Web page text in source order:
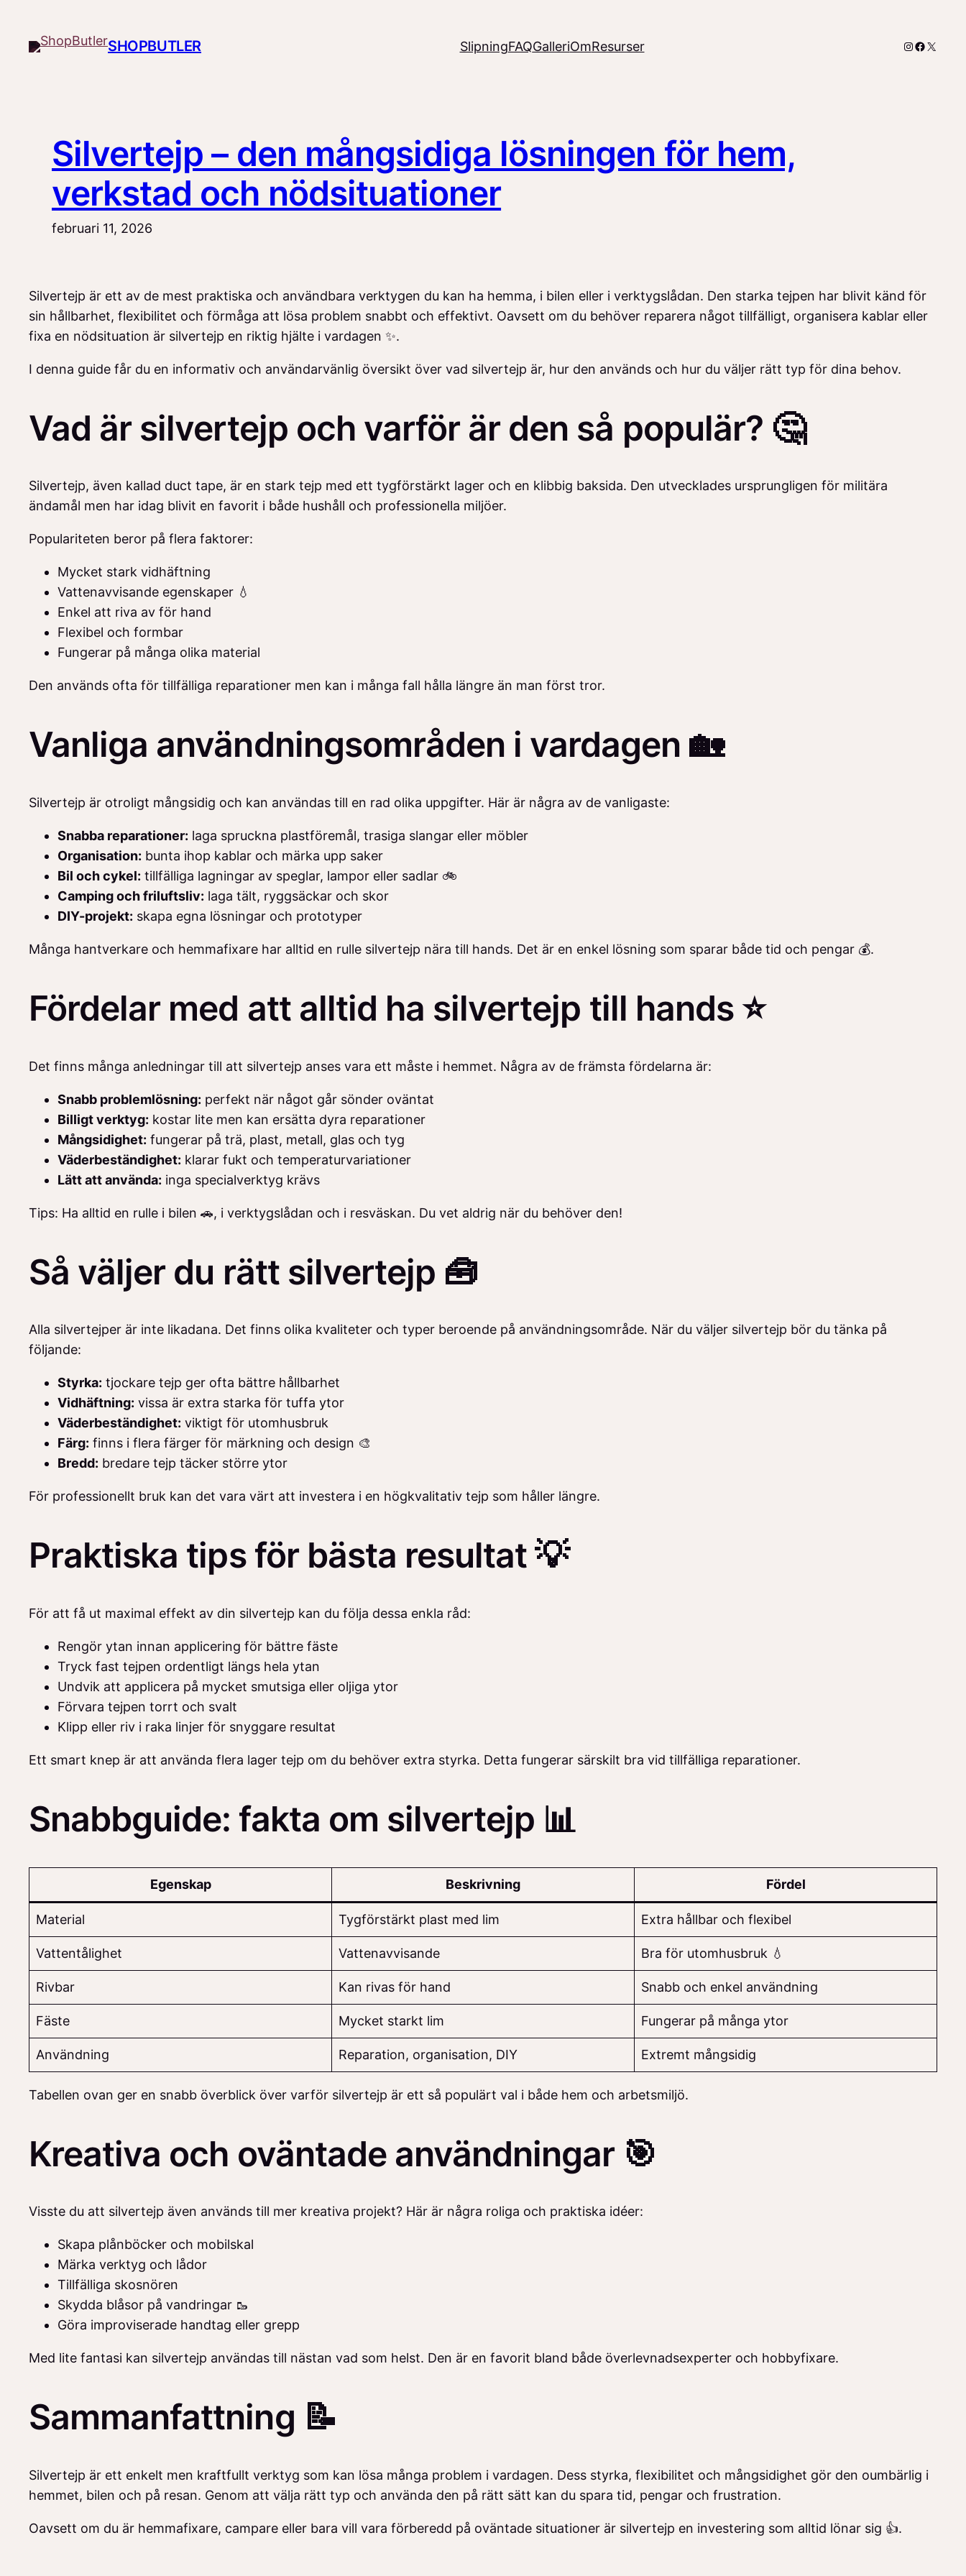
innehåll
SHOPBUTLER SlipningFAQGalleriOmResurser Instagram
X
Silvertejp – den mångsidiga lösningen för hem,
verkstad och nödsituationer
februari 11, 2026
Silvertejp är ett av de mest praktiska och användbara verktygen du kan ha hemma, i bilen eller i verktygslådan. Den starka tejpen har blivit känd för
sin hållbarhet, flexibilitet och förmåga att lösa problem snabbt och effektivt. Oavsett om du behöver reparera något tillfälligt, organisera kablar eller
fixa en nödsituation är silvertejp en riktig hjälte i vardagen ✨.
I denna guide får du en informativ och användarvänlig översikt över vad silvertejp är, hur den används och hur du väljer rätt typ för dina behov.
Vad är silvertejp och varför är den så populär? 🤔
Silvertejp, även kallad duct tape, är en stark tejp med ett tygförstärkt lager och en klibbig baksida. Den utvecklades ursprungligen för militära
ändamål men har idag blivit en favorit i både hushåll och professionella miljöer.
Populariteten beror på flera faktorer:
Mycket stark vidhäftning
Vattenavvisande egenskaper 💧
Enkel att riva av för hand
Flexibel och formbar
Fungerar på många olika material
Den används ofta för tillfälliga reparationer men kan i många fall hålla längre än man först tror.
Vanliga användningsområden i vardagen 🏡
Silvertejp är otroligt mångsidig och kan användas till en rad olika uppgifter. Här är några av de vanligaste:
Snabba reparationer: laga spruckna plastföremål, trasiga slangar eller möbler
Organisation: bunta ihop kablar och märka upp saker
Bil och cykel: tillfälliga lagningar av speglar, lampor eller sadlar 🚲
Camping och friluftsliv: laga tält, ryggsäckar och skor
DIY-projekt: skapa egna lösningar och prototyper
Många hantverkare och hemmafixare har alltid en rulle silvertejp nära till hands. Det är en enkel lösning som sparar både tid och pengar 💰.
Fördelar med att alltid ha silvertejp till hands ⭐
Det finns många anledningar till att silvertejp anses vara ett måste i hemmet. Några av de främsta fördelarna är:
Snabb problemlösning: perfekt när något går sönder oväntat
Billigt verktyg: kostar lite men kan ersätta dyra reparationer
Mångsidighet: fungerar på trä, plast, metall, glas och tyg
Väderbeständighet: klarar fukt och temperaturvariationer
Lätt att använda: inga specialverktyg krävs
Tips: Ha alltid en rulle i bilen 🚗, i verktygslådan och i resväskan. Du vet aldrig när du behöver den!
Så väljer du rätt silvertejp 🧰
Alla silvertejper är inte likadana. Det finns olika kvaliteter och typer beroende på användningsområde. När du väljer silvertejp bör du tänka på
följande:
Styrka: tjockare tejp ger ofta bättre hållbarhet
Vidhäftning: vissa är extra starka för tuffa ytor
Väderbeständighet: viktigt för utomhusbruk
Färg: finns i flera färger för märkning och design 🎨
Bredd: bredare tejp täcker större ytor
För professionellt bruk kan det vara värt att investera i en högkvalitativ tejp som håller längre.
Praktiska tips för bästa resultat 💡
För att få ut maximal effekt av din silvertejp kan du följa dessa enkla råd:
Rengör ytan innan applicering för bättre fäste
Tryck fast tejpen ordentligt längs hela ytan
Undvik att applicera på mycket smutsiga eller oljiga ytor
Förvara tejpen torrt och svalt
Klipp eller riv i raka linjer för snyggare resultat
Ett smart knep är att använda flera lager tejp om du behöver extra styrka. Detta fungerar särskilt bra vid tillfälliga reparationer.
Snabbguide: fakta om silvertejp 📊
Egenskap Beskrivning Fördel
Material Tygförstärkt plast med lim Extra hållbar och flexibel
Vattentålighet Vattenavvisande Bra för utomhusbruk 💧
Rivbar Kan rivas för hand Snabb och enkel användning
Fäste Mycket starkt lim Fungerar på många ytor
Användning Reparation, organisation, DIY Extremt mångsidig
Tabellen ovan ger en snabb överblick över varför silvertejp är ett så populärt val i både hem och arbetsmiljö.
Kreativa och oväntade användningar 🎯
Visste du att silvertejp även används till mer kreativa projekt? Här är några roliga och praktiska idéer:
Skapa plånböcker och mobilskal
Märka verktyg och lådor
Tillfälliga skosnören
Skydda blåsor på vandringar 🥾
Göra improviserade handtag eller grepp
Med lite fantasi kan silvertejp användas till nästan vad som helst. Den är en favorit bland både överlevnadsexperter och hobbyfixare.
Sammanfattning 📝
Silvertejp är ett enkelt men kraftfullt verktyg som kan lösa många problem i vardagen. Dess styrka, flexibilitet och mångsidighet gör den oumbärlig i
hemmet, bilen och på resan. Genom att välja rätt typ och använda den på rätt sätt kan du spara tid, pengar och frustration.
Oavsett om du är hemmafixare, campare eller bara vill vara förberedd på oväntade situationer är silvertejp en investering som alltid lönar sig 👍.